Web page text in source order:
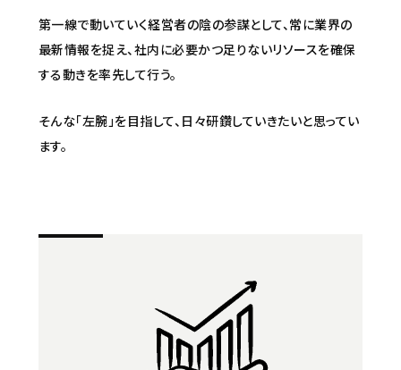
第一線で動いていく経営者の陰の参謀として、常に業界の
最新情報を捉え、社内に必要かつ足りないリソースを確保
する動きを率先して行う。
そんな「左腕」を目指して、日々研鑽していきたいと思ってい
ます。